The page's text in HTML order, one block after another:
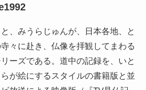
、みうらじゅんが、日本各地、と
々に赴き、仏像を拝観してまわる
ーズである。道中の記録を、いと
が絵にするスタイルの書籍版と並